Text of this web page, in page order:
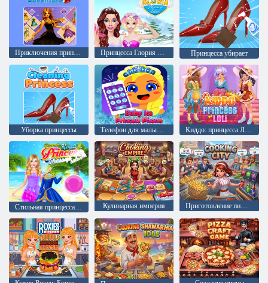
Приключения принцессы Аватар Принцесса Глория Салон красоты Принцесса убирает
Уборка принцессы Телефон для малышки Ледяной Принцессы Киддо: принцесса Лоли
Кулинарная империя Приготовление пищи в городе